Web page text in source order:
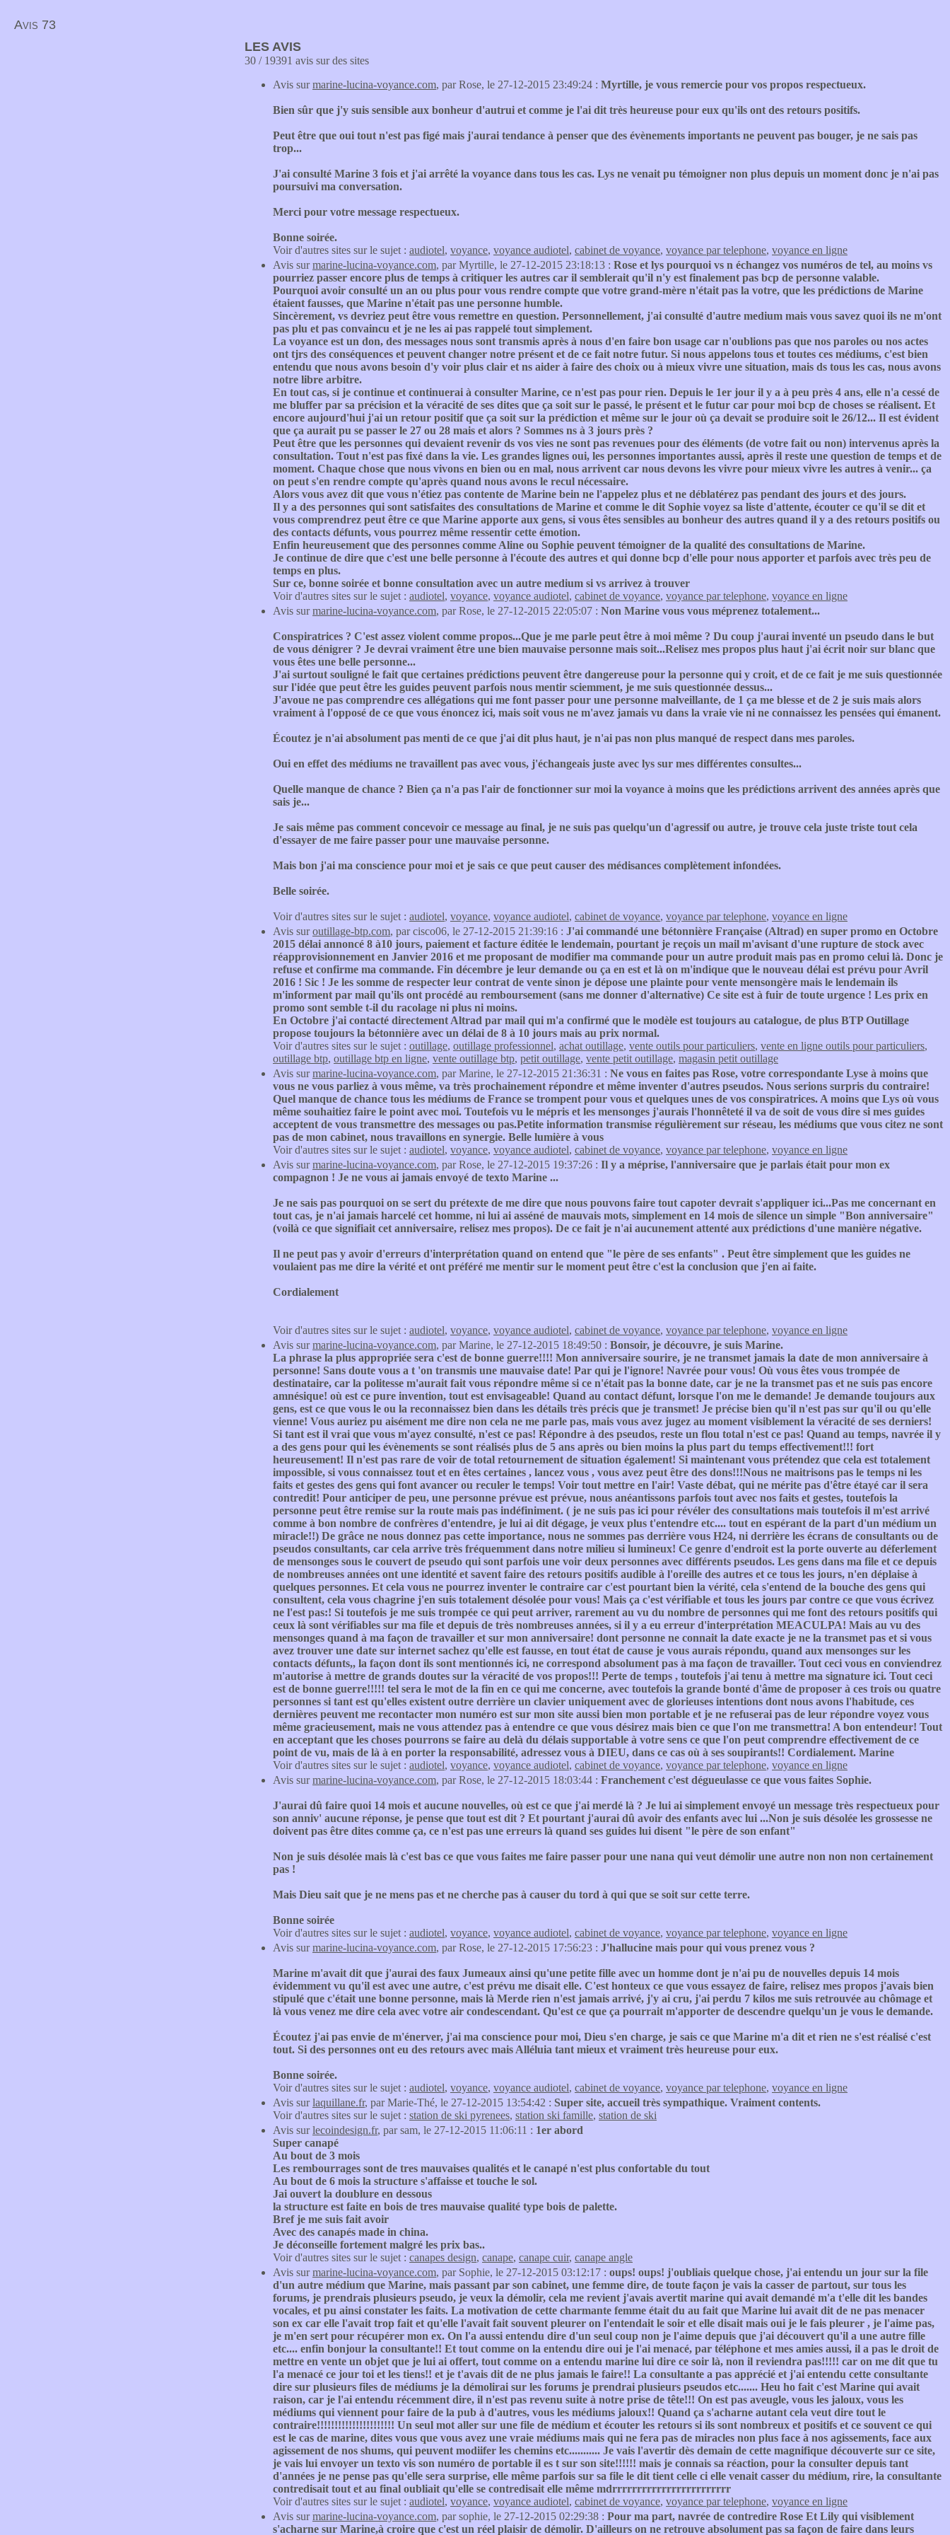
Avis 73
LES AVIS
30 / 19391 avis sur des sites
Avis surmarine-lucina-voyance.com, par Rose, le 27-12-2015 23:49:24 : Myrtille, je vous remercie pour vos propos respectueux.
Bien sûr que j'y suis sensible aux bonheur d'autrui et comme je l'ai dit très heureuse pour eux qu'ils ont des retours positifs.
Peut être que oui tout n'est pas figé mais j'aurai tendance à penser que des évènements importants ne peuvent pas bouger, je ne sais pas
trop...
J'ai consulté Marine 3 fois et j'ai arrêté la voyance dans tous les cas. Lys ne venait pu témoigner non plus depuis un moment donc je n'ai pas
poursuivi ma conversation.
Merci pour votre message respectueux.
Bonne soirée.
Voir d'autres sites sur le sujet : audiotel, voyance, voyance audiotel, cabinet de voyance, voyance par telephone, voyance en ligne
Avis surmarine-lucina-voyance.com, par Myrtille, le 27-12-2015 23:18:13 : Rose et lys pourquoi vs n échangez vos numéros de tel, au moins vs
pourriez passer encore plus de temps à critiquer les autres car il semblerait qu'il n'y est finalement pas bcp de personne valable.
Pourquoi avoir consulté un an ou plus pour vous rendre compte que votre grand-mère n'était pas la votre, que les prédictions de Marine
étaient fausses, que Marine n'était pas une personne humble.
Sincèrement, vs devriez peut être vous remettre en question. Personnellement, j'ai consulté d'autre medium mais vous savez quoi ils ne m'ont
pas plu et pas convaincu et je ne les ai pas rappelé tout simplement.
La voyance est un don, des messages nous sont transmis après à nous d'en faire bon usage car n'oublions pas que nos paroles ou nos actes
ont tjrs des conséquences et peuvent changer notre présent et de ce fait notre futur. Si nous appelons tous et toutes ces médiums, c'est bien
entendu que nous avons besoin d'y voir plus clair et ns aider à faire des choix ou à mieux vivre une situation, mais ds tous les cas, nous avons
notre libre arbitre.
En tout cas, si je continue et continuerai à consulter Marine, ce n'est pas pour rien. Depuis le 1er jour il y a à peu près 4 ans, elle n'a cessé de
me bluffer par sa précision et la véracité de ses dites que ça soit sur le passé, le présent et le futur car pour moi bcp de choses se réalisent. Et
encore aujourd'hui j'ai un retour positif que ça soit sur la prédiction et même sur le jour où ça devait se produire soit le 26/12... Il est évident
que ça aurait pu se passer le 27 ou 28 mais et alors ? Sommes ns à 3 jours près ?
Peut être que les personnes qui devaient revenir ds vos vies ne sont pas revenues pour des éléments (de votre fait ou non) intervenus après la
consultation. Tout n'est pas fixé dans la vie. Les grandes lignes oui, les personnes importantes aussi, après il reste une question de temps et de
moment. Chaque chose que nous vivons en bien ou en mal, nous arrivent car nous devons les vivre pour mieux vivre les autres à venir... ça
on peut s'en rendre compte qu'après quand nous avons le recul nécessaire.
Alors vous avez dit que vous n'étiez pas contente de Marine bein ne l'appelez plus et ne déblatérez pas pendant des jours et des jours.
Il y a des personnes qui sont satisfaites des consultations de Marine et comme le dit Sophie voyez sa liste d'attente, écouter ce qu'il se dit et
vous comprendrez peut être ce que Marine apporte aux gens, si vous êtes sensibles au bonheur des autres quand il y a des retours positifs ou
des contacts défunts, vous pourrez même ressentir cette émotion.
Enfin heureusement que des personnes comme Aline ou Sophie peuvent témoigner de la qualité des consultations de Marine.
Je continue de dire que c'est une belle personne à l'écoute des autres et qui donne bcp d'elle pour nous apporter et parfois avec très peu de
temps en plus.
Sur ce, bonne soirée et bonne consultation avec un autre medium si vs arrivez à trouver
Voir d'autres sites sur le sujet : audiotel, voyance, voyance audiotel, cabinet de voyance, voyance par telephone, voyance en ligne
Avis surmarine-lucina-voyance.com, par Rose, le 27-12-2015 22:05:07 : Non Marine vous vous méprenez totalement...
Conspiratrices ? C'est assez violent comme propos...Que je me parle peut être à moi même ? Du coup j'aurai inventé un pseudo dans le but
de vous dénigrer ? Je devrai vraiment être une bien mauvaise personne mais soit...Relisez mes propos plus haut j'ai écrit noir sur blanc que
vous êtes une belle personne...
J'ai surtout souligné le fait que certaines prédictions peuvent être dangereuse pour la personne qui y croit, et de ce fait je me suis questionnée
sur l'idée que peut être les guides peuvent parfois nous mentir sciemment, je me suis questionnée dessus...
J'avoue ne pas comprendre ces allégations qui me font passer pour une personne malveillante, de 1 ça me blesse et de 2 je suis mais alors
vraiment à l'opposé de ce que vous énoncez ici, mais soit vous ne m'avez jamais vu dans la vraie vie ni ne connaissez les pensées qui émanent.
Écoutez je n'ai absolument pas menti de ce que j'ai dit plus haut, je n'ai pas non plus manqué de respect dans mes paroles.
Oui en effet des médiums ne travaillent pas avec vous, j'échangeais juste avec lys sur mes différentes consultes...
Quelle manque de chance ? Bien ça n'a pas l'air de fonctionner sur moi la voyance à moins que les prédictions arrivent des années après que
sais je...
Je sais même pas comment concevoir ce message au final, je ne suis pas quelqu'un d'agressif ou autre, je trouve cela juste triste tout cela
d'essayer de me faire passer pour une mauvaise personne.
Mais bon j'ai ma conscience pour moi et je sais ce que peut causer des médisances complètement infondées.
Belle soirée.
Voir d'autres sites sur le sujet : audiotel, voyance, voyance audiotel, cabinet de voyance, voyance par telephone, voyance en ligne
Avis suroutillage-btp.com, par cisco06, le 27-12-2015 21:39:16 : J'ai commandé une bétonnière Française (Altrad) en super promo en Octobre
2015 délai annoncé 8 à10 jours, paiement et facture éditée le lendemain, pourtant je reçois un mail m'avisant d'une rupture de stock avec
réapprovisionnement en Janvier 2016 et me proposant de modifier ma commande pour un autre produit mais pas en promo celui là. Donc je
refuse et confirme ma commande. Fin décembre je leur demande ou ça en est et là on m'indique que le nouveau délai est prévu pour Avril
2016 ! Sic ! Je les somme de respecter leur contrat de vente sinon je dépose une plainte pour vente mensongère mais le lendemain ils
m'informent par mail qu'ils ont procédé au remboursement (sans me donner d'alternative) Ce site est à fuir de toute urgence ! Les prix en
promo sont semble t-il du racolage ni plus ni moins.
En Octobre j'ai contacté directement Altrad par mail qui m'a confirmé que le modèle est toujours au catalogue, de plus BTP Outillage
propose toujours la bétonnière avec un délai de 8 à 10 jours mais au prix normal.
Voir d'autres sites sur le sujet : outillage, outillage professionnel, achat outillage, vente outils pour particuliers, vente en ligne outils pour particuliers,
outillage btp, outillage btp en ligne, vente outillage btp, petit outillage, vente petit outillage, magasin petit outillage
Avis surmarine-lucina-voyance.com, par Marine, le 27-12-2015 21:36:31 : Ne vous en faites pas Rose, votre correspondante Lyse à moins que
vous ne vous parliez à vous même, va très prochainement répondre et même inventer d'autres pseudos. Nous serions surpris du contraire!
Quel manque de chance tous les médiums de France se trompent pour vous et quelques unes de vos conspiratrices. A moins que Lys où vous
même souhaitiez faire le point avec moi. Toutefois vu le mépris et les mensonges j'aurais l'honnêteté il va de soit de vous dire si mes guides
acceptent de vous transmettre des messages ou pas.Petite information transmise régulièrement sur réseau, les médiums que vous citez ne sont
pas de mon cabinet, nous travaillons en synergie. Belle lumière à vous
Voir d'autres sites sur le sujet : audiotel, voyance, voyance audiotel, cabinet de voyance, voyance par telephone, voyance en ligne
Avis surmarine-lucina-voyance.com, par Rose, le 27-12-2015 19:37:26 : Il y a méprise, l'anniversaire que je parlais était pour mon ex
compagnon ! Je ne vous ai jamais envoyé de texto Marine ...
Je ne sais pas pourquoi on se sert du prétexte de me dire que nous pouvons faire tout capoter devrait s'appliquer ici...Pas me concernant en
tout cas, je n'ai jamais harcelé cet homme, ni lui ai asséné de mauvais mots, simplement en 14 mois de silence un simple "Bon anniversaire"
(voilà ce que signifiait cet anniversaire, relisez mes propos). De ce fait je n'ai aucunement attenté aux prédictions d'une manière négative.
Il ne peut pas y avoir d'erreurs d'interprétation quand on entend que "le père de ses enfants" . Peut être simplement que les guides ne
voulaient pas me dire la vérité et ont préféré me mentir sur le moment peut être c'est la conclusion que j'en ai faite.
Cordialement
Voir d'autres sites sur le sujet : audiotel, voyance, voyance audiotel, cabinet de voyance, voyance par telephone, voyance en ligne
Avis surmarine-lucina-voyance.com, par Marine, le 27-12-2015 18:49:50 : Bonsoir, je découvre, je suis Marine.
La phrase la plus appropriée sera c'est de bonne guerre!!!! Mon anniversaire sourire, je ne transmet jamais la date de mon anniversaire à
personne! Sans doute vous a t 'on transmis une mauvaise date! Par qui je l'ignore! Navrée pour vous! Où vous êtes vous trompée de
destinataire, car la politesse m'aurait fait vous répondre même si ce n'était pas la bonne date, car je ne la transmet pas et ne suis pas encore
amnésique! où est ce pure invention, tout est envisageable! Quand au contact défunt, lorsque l'on me le demande! Je demande toujours aux
gens, est ce que vous le ou la reconnaissez bien dans les détails très précis que je transmet! Je précise bien qu'il n'est pas sur qu'il ou qu'elle
vienne! Vous auriez pu aisément me dire non cela ne me parle pas, mais vous avez jugez au moment visiblement la véracité de ses derniers!
Si tant est il vrai que vous m'ayez consulté, n'est ce pas! Répondre à des pseudos, reste un flou total n'est ce pas! Quand au temps, navrée il y
a des gens pour qui les évènements se sont réalisés plus de 5 ans après ou bien moins la plus part du temps effectivement!!! fort
heureusement! Il n'est pas rare de voir de total retournement de situation également! Si maintenant vous prétendez que cela est totalement
impossible, si vous connaissez tout et en êtes certaines , lancez vous , vous avez peut être des dons!!!Nous ne maitrisons pas le temps ni les
faits et gestes des gens qui font avancer ou reculer le temps! Voir tout mettre en l'air! Vaste débat, qui ne mérite pas d'être étayé car il sera
contredit! Pour anticiper de peu, une personne prévue est prévue, nous anéantissons parfois tout avec nos faits et gestes, toutefois la
personne peut être remise sur la route mais pas indéfiniment. ( je ne suis pas ici pour révéler des consultations mais toutefois il m'est arrivé
comme à bon nombre de confrères d'entendre, je lui ai dit dégage, je veux plus t'entendre etc.... tout en espérant de la part d'un médium un
miracle!!) De grâce ne nous donnez pas cette importance, nous ne sommes pas derrière vous H24, ni derrière les écrans de consultants ou de
pseudos consultants, car cela arrive très fréquemment dans notre milieu si lumineux! Ce genre d'endroit est la porte ouverte au déferlement
de mensonges sous le couvert de pseudo qui sont parfois une voir deux personnes avec différents pseudos. Les gens dans ma file et ce depuis
de nombreuses années ont une identité et savent faire des retours positifs audible à l'oreille des autres et ce tous les jours, n'en déplaise à
quelques personnes. Et cela vous ne pourrez inventer le contraire car c'est pourtant bien la vérité, cela s'entend de la bouche des gens qui
consultent, cela vous chagrine j'en suis totalement désolée pour vous! Mais ça c'est vérifiable et tous les jours par contre ce que vous écrivez
ne l'est pas:! Si toutefois je me suis trompée ce qui peut arriver, rarement au vu du nombre de personnes qui me font des retours positifs qui
ceux là sont vérifiables sur ma file et depuis de très nombreuses années, si il y a eu erreur d'interprétation MEACULPA! Mais au vu des
mensonges quand à ma façon de travailler et sur mon anniversaire! dont personne ne connait la date exacte je ne la transmet pas et si vous
avez trouver une date sur internet sachez qu'elle est fausse, en tout état de cause je vous aurais répondu, quand aux mensonges sur les
contacts défunts,, la façon dont ils sont mentionnés ici, ne correspond absolument pas à ma façon de travailler. Tout ceci vous en conviendrez
m'autorise à mettre de grands doutes sur la véracité de vos propos!!! Perte de temps , toutefois j'ai tenu à mettre ma signature ici. Tout ceci
est de bonne guerre!!!!! tel sera le mot de la fin en ce qui me concerne, avec toutefois la grande bonté d'âme de proposer à ces trois ou quatre
personnes si tant est qu'elles existent outre derrière un clavier uniquement avec de glorieuses intentions dont nous avons l'habitude, ces
dernières peuvent me recontacter mon numéro est sur mon site aussi bien mon portable et je ne refuserai pas de leur répondre voyez vous
même gracieusement, mais ne vous attendez pas à entendre ce que vous désirez mais bien ce que l'on me transmettra! A bon entendeur! Tout
en acceptant que les choses pourrons se faire au delà du délais supportable à votre sens ce que l'on peut comprendre effectivement de ce
point de vu, mais de là à en porter la responsabilité, adressez vous à DIEU, dans ce cas où à ses soupirants!! Cordialement. Marine
Voir d'autres sites sur le sujet : audiotel, voyance, voyance audiotel, cabinet de voyance, voyance par telephone, voyance en ligne
Avis surmarine-lucina-voyance.com, par Rose, le 27-12-2015 18:03:44 : Franchement c'est dégueulasse ce que vous faites Sophie.
J'aurai dû faire quoi 14 mois et aucune nouvelles, où est ce que j'ai merdé là ? Je lui ai simplement envoyé un message très respectueux pour
son anniv' aucune réponse, je pense que tout est dit ? Et pourtant j'aurai dû avoir des enfants avec lui ...Non je suis désolée les grossesse ne
doivent pas être dites comme ça, ce n'est pas une erreurs là quand ses guides lui disent "le père de son enfant"
Non je suis désolée mais là c'est bas ce que vous faites me faire passer pour une nana qui veut démolir une autre non non non certainement
pas !
Mais Dieu sait que je ne mens pas et ne cherche pas à causer du tord à qui que se soit sur cette terre.
Bonne soirée
Voir d'autres sites sur le sujet : audiotel, voyance, voyance audiotel, cabinet de voyance, voyance par telephone, voyance en ligne
Avis surmarine-lucina-voyance.com, par Rose, le 27-12-2015 17:56:23 : J'hallucine mais pour qui vous prenez vous ?
Marine m'avait dit que j'aurai des faux Jumeaux ainsi qu'une petite fille avec un homme dont je n'ai pu de nouvelles depuis 14 mois
évidemment vu qu'il est avec une autre, c'est prévu me disait elle. C'est honteux ce que vous essayez de faire, relisez mes propos j'avais bien
stipulé que c'était une bonne personne, mais là Merde rien n'est jamais arrivé, j'y ai cru, j'ai perdu 7 kilos me suis retrouvée au chômage et
là vous venez me dire cela avec votre air condescendant. Qu'est ce que ça pourrait m'apporter de descendre quelqu'un je vous le demande.
Écoutez j'ai pas envie de m'énerver, j'ai ma conscience pour moi, Dieu s'en charge, je sais ce que Marine m'a dit et rien ne s'est réalisé c'est
tout. Si des personnes ont eu des retours avec mais Alléluia tant mieux et vraiment très heureuse pour eux.
Bonne soirée.
Voir d'autres sites sur le sujet : audiotel, voyance, voyance audiotel, cabinet de voyance, voyance par telephone, voyance en ligne
Avis surlaquillane.fr, par Marie-Thé, le 27-12-2015 13:54:42 : Super site, accueil très sympathique. Vraiment contents.
Voir d'autres sites sur le sujet : station de ski pyrenees, station ski famille, station de ski
Avis surlecoindesign.fr, par sam, le 27-12-2015 11:06:11 : 1er abord
Super canapé
Au bout de 3 mois
Les rembourrages sont de tres mauvaises qualités et le canapé n'est plus confortable du tout
Au bout de 6 mois la structure s'affaisse et touche le sol.
Jai ouvert la doublure en dessous
la structure est faite en bois de tres mauvaise qualité type bois de palette.
Bref je me suis fait avoir
Avec des canapés made in china.
Je déconseille fortement malgré les prix bas..
Voir d'autres sites sur le sujet : canapes design, canape, canape cuir, canape angle
Avis surmarine-lucina-voyance.com, par Sophie, le 27-12-2015 03:12:17 : oups! oups! j'oubliais quelque chose, j'ai entendu un jour sur la file
d'un autre médium que Marine, mais passant par son cabinet, une femme dire, de toute façon je vais la casser de partout, sur tous les
forums, je prendrais plusieurs pseudo, je veux la démolir, cela me revient j'avais avertit marine qui avait demandé m'a t'elle dit les bandes
vocales, et pu ainsi constater les faits. La motivation de cette charmante femme était du au fait que Marine lui avait dit de ne pas menacer
son ex car elle l'avait trop fait et qu'elle l'avait fait souvent pleurer on l'entendait le soir et elle disait mais oui je le fais pleurer , je l'aime pas,
je m'en sert pour récupérer mon ex. On l'a aussi entendu dire d'un seul coup non je l'aime depuis que j'ai découvert qu'il a une autre fille
etc.... enfin bonjour la consultante!! Et tout comme on la entendu dire oui je l'ai menacé, par téléphone et mes amies aussi, il a pas le droit de
mettre en vente un objet que je lui ai offert, tout comme on a entendu marine lui dire ce soir là, non il reviendra pas!!!!! car on me dit que tu
l'a menacé ce jour toi et les tiens!! et je t'avais dit de ne plus jamais le faire!! La consultante a pas apprécié et j'ai entendu cette consultante
dire sur plusieurs files de médiums je la démolirai sur les forums je prendrai plusieurs pseudos etc....... Heu ho fait c'est Marine qui avait
raison, car je l'ai entendu récemment dire, il n'est pas revenu suite à notre prise de tête!!! On est pas aveugle, vous les jaloux, vous les
médiums qui viennent pour faire de la pub à d'autres, vous les médiums jaloux!! Quand ça s'acharne autant cela veut dire tout le
contraire!!!!!!!!!!!!!!!!!!!!!! Un seul mot aller sur une file de médium et écouter les retours si ils sont nombreux et positifs et ce souvent ce qui
est le cas de marine, dites vous que vous avez une vraie médiums mais qui ne fera pas de miracles non plus face à nos agissements, face aux
agissement de nos shums, qui peuvent modiifer les chemins etc........... Je vais l'avertir dès demain de cette magnifique découverte sur ce site,
je vais lui envoyer un texto vis son numéro de portable il es t sur son site!!!!!! mais je connais sa réaction, pour la consulter depuis tant
d'années je ne pense pas qu'elle sera surprise, elle même parfois sur sa file le dit tient celle ci elle venait casser du médium, rire, la consultante
contredisait tout et au final oubliait qu'elle se contredisait elle même mdrrrrrrrrrrrrrrrrrrrrrrrr
Voir d'autres sites sur le sujet : audiotel, voyance, voyance audiotel, cabinet de voyance, voyance par telephone, voyance en ligne
Avis surmarine-lucina-voyance.com, par sophie, le 27-12-2015 02:29:38 : Pour ma part, navrée de contredire Rose Et Lily qui visiblement
s'acharne sur Marine,à croire que c'est un réel plaisir de démolir. D'ailleurs on ne retrouve absolument pas sa façon de faire dans leurs